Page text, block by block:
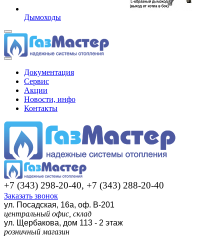
Дымоходы
Документация
Сервис
Акции
Новости, инфо
Контакты
+7 (343) 298-20-40, +7 (343) 288-20-40
Заказать звонок
ул. Посадская, 16а, оф. В-201
центральный офис, склад
ул. Щербакова, дом 113 - 2 этаж
розничный магазин